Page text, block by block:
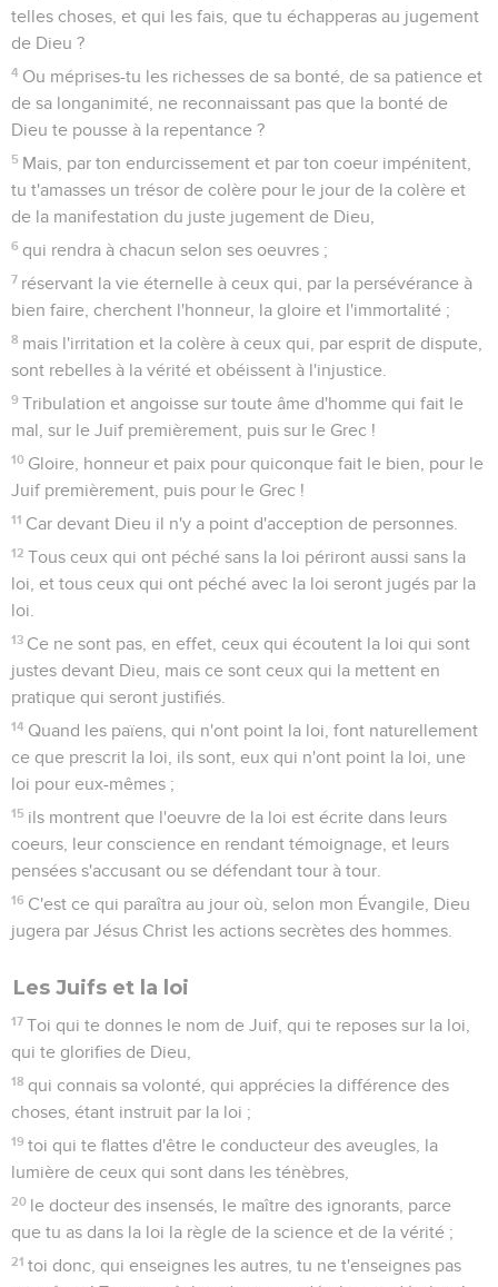
telles choses, et qui les fais, que tu échapperas au jugement
de Dieu ?
4 Ou méprises-tu les richesses de sa bonté, de sa patience et
de sa longanimité, ne reconnaissant pas que la bonté de
Dieu te pousse à la repentance ?
5 Mais, par ton endurcissement et par ton coeur impénitent,
tu t'amasses un trésor de colère pour le jour de la colère et
de la manifestation du juste jugement de Dieu,
6 qui rendra à chacun selon ses oeuvres ;
7 réservant la vie éternelle à ceux qui, par la persévérance à
bien faire, cherchent l'honneur, la gloire et l'immortalité ;
8 mais l'irritation et la colère à ceux qui, par esprit de dispute,
sont rebelles à la vérité et obéissent à l'injustice.
9 Tribulation et angoisse sur toute âme d'homme qui fait le
mal, sur le Juif premièrement, puis sur le Grec !
10 Gloire, honneur et paix pour quiconque fait le bien, pour le
Juif premièrement, puis pour le Grec !
11 Car devant Dieu il n'y a point d'acception de personnes.
12 Tous ceux qui ont péché sans la loi périront aussi sans la
loi, et tous ceux qui ont péché avec la loi seront jugés par la
loi.
13 Ce ne sont pas, en effet, ceux qui écoutent la loi qui sont
justes devant Dieu, mais ce sont ceux qui la mettent en
pratique qui seront justifiés.
14 Quand les païens, qui n'ont point la loi, font naturellement
ce que prescrit la loi, ils sont, eux qui n'ont point la loi, une
loi pour eux-mêmes ;
15 ils montrent que l'oeuvre de la loi est écrite dans leurs
coeurs, leur conscience en rendant témoignage, et leurs
pensées s'accusant ou se défendant tour à tour.
16 C'est ce qui paraîtra au jour où, selon mon Évangile, Dieu
jugera par Jésus Christ les actions secrètes des hommes.
Les Juifs et la loi
17 Toi qui te donnes le nom de Juif, qui te reposes sur la loi,
qui te glorifies de Dieu,
18 qui connais sa volonté, qui apprécies la différence des
choses, étant instruit par la loi ;
19 toi qui te flattes d'être le conducteur des aveugles, la
lumière de ceux qui sont dans les ténèbres,
20 le docteur des insensés, le maître des ignorants, parce
que tu as dans la loi la règle de la science et de la vérité ;
21 toi donc, qui enseignes les autres, tu ne t'enseignes pas